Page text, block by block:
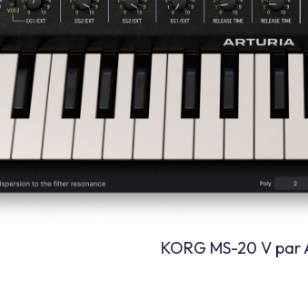
KORG MS-20 V